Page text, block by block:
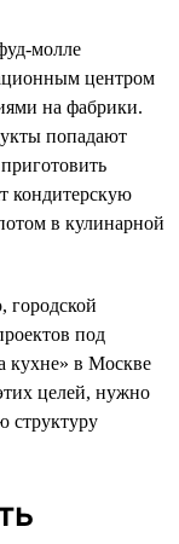
молле
центром
на фабрики.
попадают
кондитерскую
в кулинарной
городской
под
кухне» в Москве
целей, нужно
структуру